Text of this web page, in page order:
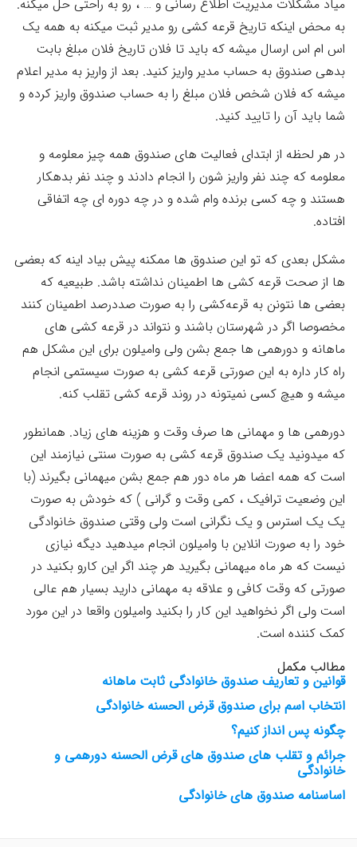
میاد مشکلات مدیریت اطلاع رسانی و … ، رو به راحتی حل میکنه.
به محض اینکه تاریخ قرعه کشی رو مدیر ثبت میکنه به همه یک
اس ام اس ارسال میشه که باید تا فلان تاریخ فلان مبلغ بابت
بدهی صندوق به حساب مدیر واریز کنید. بعد از واریز به مدیر اعلام
میشه که فلان شخص فلان مبلغ را به حساب صندوق واریز کرده و
شما باید آن را تایید کنید.
در هر لحظه از ابتدای فعالیت های صندوق همه چیز معلومه و
معلومه که چند نفر واریز شون را انجام دادند و چند نفر بدهکار
هستند و چه کسی برنده وام شده و در چه دوره ای چه اتفاقی
افتاده.
مشکل بعدی که تو این صندوق ها ممکنه پیش بیاد اینه که بعضی
ها از صحت قرعه کشی ها اطمینان نداشته باشد. طبیعیه که
بعضی ها نتونن به قرعه‌کشی را به صورت صددرصد اطمینان کنند
مخصوصا اگر در شهرستان باشند و نتواند در قرعه کشی های
ماهانه و دورهمی ها جمع بشن ولی وامیلون برای این مشکل هم
راه کار داره به این صورتی قرعه کشی به صورت سیستمی انجام
میشه و هیچ کسی نمیتونه در روند قرعه کشی تقلب کنه.
دورهمی ها و مهمانی ها صرف وقت و هزینه های زیاد. همانطور
که میدونید یک صندوق قرعه کشی به صورت سنتی نیازمند این
است که همه اعضا هر ماه دور هم جمع بشن میهمانی بگیرند (با
این وضعیت ترافیک ، کمی وقت و گرانی ) که خودش به صورت
یک یک استرس و یک نگرانی است ولی وقتی صندوق خانوادگی
خود را به صورت انلاین با وامیلون انجام میدهید دیگه نیازی
نیست که هر ماه میهمانی بگیرید هر چند اگر این کارو بکنید در
صورتی که وقت کافی و علاقه به مهمانی دارید بسیار هم عالی
است ولی اگر نخواهید این کار را بکنید وامیلون واقعا در این مورد
کمک کننده است.
مطالب مکمل
قوانین و تعاریف صندوق خانوادگی ثابت ماهانه
انتخاب اسم برای صندوق قرض الحسنه خانوادگی
چگونه پس انداز کنیم؟
جرائم و تقلب های صندوق های قرض الحسنه دورهمی و
خانوادگی
اساسنامه صندوق های خانوادگی